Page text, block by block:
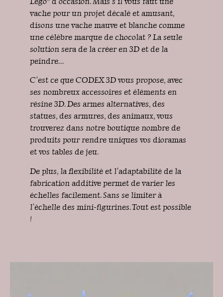
vache pour un projet décalé et amusant,
disons une vache mauve et blanche comme
une célèbre marque de chocolat ? La seule
solution sera de la créer en 3D et de la
peindre…
C’est ce que CODEX 3D vous propose, avec
ses nombreux accessoires et éléments en
résine 3D. Des armes alternatives, des
statues, des armures, des animaux, vous
trouverez dans notre boutique nombre de
produits pour rendre uniques vos dioramas
et vos tables de jeu.
De plus, la flexibilité et l’adaptabilité de la
fabrication additive permet de varier les
échelles facilement. Sans se limiter à
l’échelle des mini-figurines. Tout est possible
!